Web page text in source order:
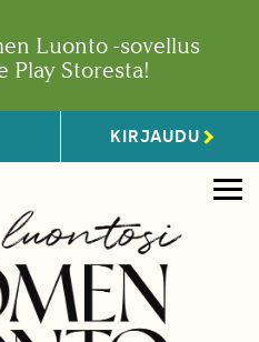
Luonto -sovellus
Play Storesta!
KIRJAUDU